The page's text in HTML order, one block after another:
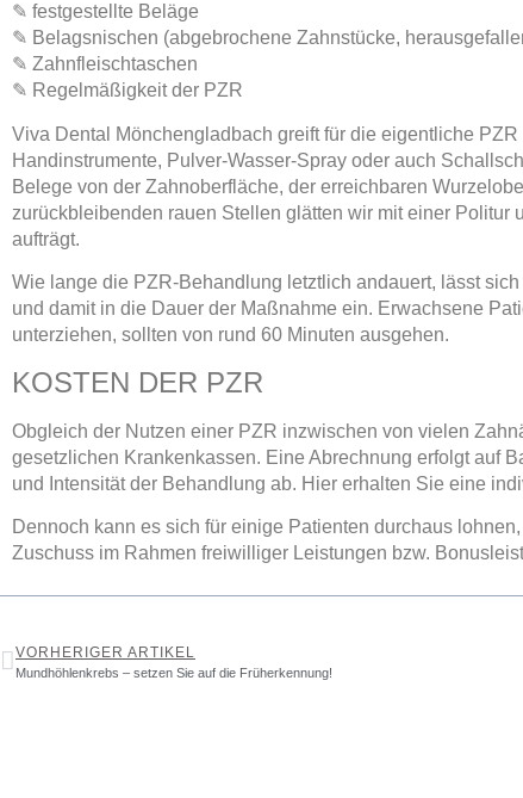
✎ festgestellte Beläge
✎ Belagsnischen (abgebrochene Zahnstücke,
✎ Zahnfleischtaschen
✎ Regelmäßigkeit der PZR
Viva Dental Mönchengladbach greift für die eigentliche
Handinstrumente, Pulver-Wasser-Spray oder auch
Belege von der Zahnoberfläche, der erreichbaren
zurückbleibenden rauen Stellen glätten wir mit einer
aufträgt.
Wie lange die PZR-Behandlung letztlich andauert, lässt
und damit in die Dauer der Maßnahme ein. Erwachsene
unterziehen, sollten von rund 60 Minuten ausgehen.
KOSTEN DER PZR
Obgleich der Nutzen einer PZR inzwischen von vielen
gesetzlichen Krankenkassen. Eine Abrechnung erfolgt auf
und Intensität der Behandlung ab. Hier erhalten Sie eine
Dennoch kann es sich für einige Patienten durchaus
Zuschuss im Rahmen freiwilliger Leistungen bzw.
VORHERIGER ARTIKEL
Mundhöhlenkrebs – setzen Sie auf die Früherkennung!